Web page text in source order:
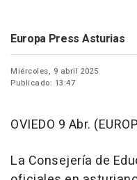
Europa Press Asturias
Miércoles, 9 abril 2025
Publicado: 13:47
OVIEDO 9 Abr.
La Consejería de